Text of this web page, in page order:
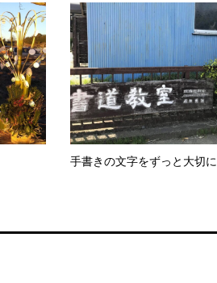
手書きの文字をずっと大切に